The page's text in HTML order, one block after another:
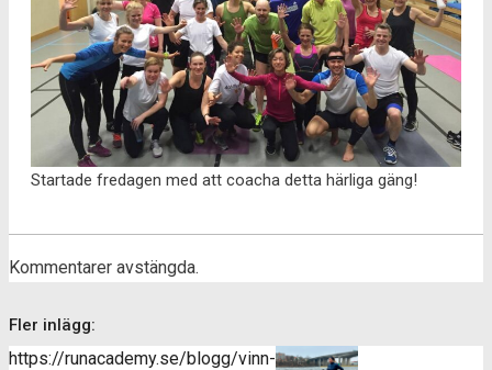
Startade fredagen med att coacha detta härliga gäng!
Kommentarer avstängda.
Fler inlägg:
https://runacademy.se/blogg/vinn-